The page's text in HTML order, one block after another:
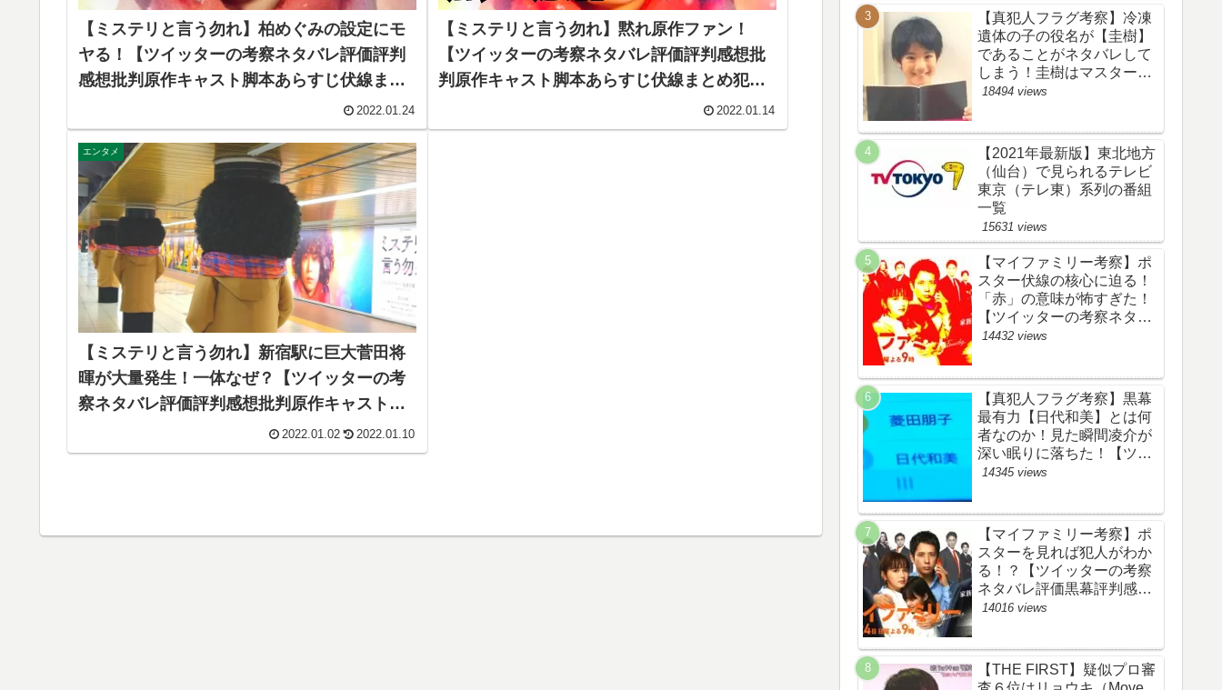
【ミステリと言う勿れ】柏めぐみの設定にモ
ヤる！【ツイッターの考察ネタバレ評価評判
感想批判原作キャスト脚本あらすじ伏線まと
め犯人黒幕・ミステリというなかれ ドラマ】
2022.01.24
【ミステリと言う勿れ】黙れ原作ファン！
【ツイッターの考察ネタバレ評価評判感想批
判原作キャスト脚本あらすじ伏線まとめ犯人
黒幕・ミステリというなかれ ドラマ】2022.01.14
エンタメ
【ミステリと言う勿れ】新宿駅に巨大菅田将
暉が大量発生！一体なぜ？【ツイッターの考
察ネタバレ評価評判感想批判原作キャスト脚
本あらすじ伏線まとめ犯人黒幕・ミステリと
いうなかれ ドラマ・メトロプロムナード・広
2022.01.02 2022.01.10
め・鴨居晴子】
【真犯人フラグ考察】冷凍
遺体の子の役名が【圭樹】
であることがネタバレして
しまう！圭樹はマスター日
野渉とバタコの子供か！
作犯人キャスト黒幕伏線ま
とめ】
18494 views
【2021年最新版】東北地方
（仙台）で見られるテレビ
東京（テレ東）系列の番組
一覧
15631 views
【マイファミリー考察】ポ
スター伏線の核心に迫る！
「赤」の意味が怖すぎた！
【ツイッターの考察ネタバ
レ評価黒幕評判感想批判原
14432 views
【真犯人フラグ考察】黒幕
最有力【日代和美】とは何
者なのか！見た瞬間凌介が
深い眠りに落ちた！【ツイ
ッターの考察ネタバレ感想
14345 views
【マイファミリー考察】ポ
スターを見れば犯人がわか
る！？【ツイッターの考察
ネタバレ評価黒幕評判感想
批判原作犯人キャスト脚本
14016 views
【THE FIRST】疑似プロ審